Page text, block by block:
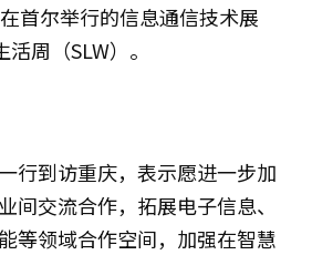
首尔举行的信息通信技术展
周（SLW）。
行到访重庆，表示愿进一步加
间交流合作，拓展电子信息、
等领域合作空间，加强在智慧